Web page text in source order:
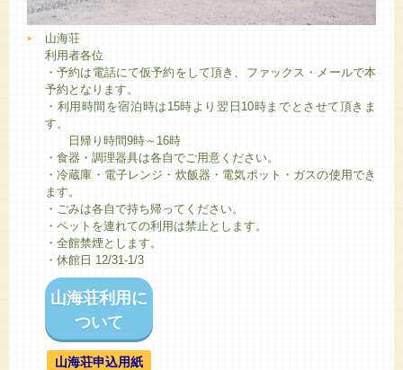
山海荘
利用者各位
・予約は電話にて仮予約をして頂き、ファックス・メールで本
予約となります。
・利用時間を宿泊時は15時より翌日10時までとさせて頂きま
す。
日帰り時間9時～16時
・食器・調理器具は各自でご用意ください。
・冷蔵庫・電子レンジ・炊飯器・電気ポット・ガスの使用でき
ます。
・ごみは各自で持ち帰ってください。
・ペットを連れての利用は禁止とします。
・全館禁煙とします。
・休館日 12/31-1/3
山海荘利用に
ついて
山海荘申込用紙